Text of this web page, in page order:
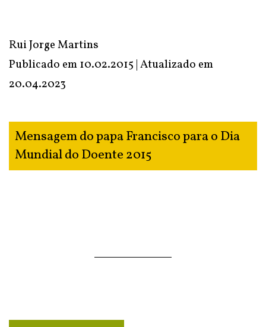
Rui Jorge Martins
Publicado em 10.02.2015 | Atualizado em
20.04.2023
Mensagem do papa Francisco para o Dia
Mundial do Doente 2015